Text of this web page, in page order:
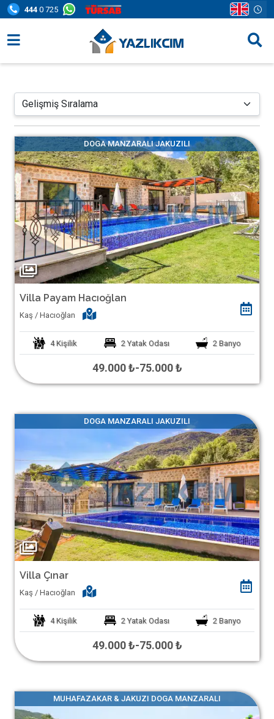
444 0 725
Bölgeler
Fırsatlar
Bilgi Sayfaları
Blog
İletişim
DOGA MANZARALI JAKUZILI
Villa Payam Hacıoğlan
Kaş / Hacıoğlan
4 Kişilik 2 Yatak Odası 2 Banyo
49.000 ₺-75.000 ₺
DOGA MANZARALI JAKUZILI
Villa Çınar
Kaş / Hacıoğlan
4 Kişilik 2 Yatak Odası 2 Banyo
49.000 ₺-75.000 ₺
MUHAFAZAKAR & JAKUZI DOGA MANZARALI